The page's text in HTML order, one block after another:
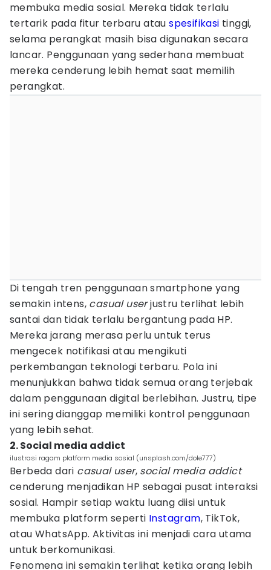
membuka media sosial. Mereka tidak terlalu
tertarik pada fitur terbaru atauspesifikasi tinggi,
selama perangkat masih bisa digunakan secara
lancar. Penggunaan yang sederhana membuat
mereka cenderung lebih hemat saat memilih
perangkat.
Di tengah tren penggunaan smartphone yang
semakin intens, casual userjustru terlihat lebih
santai dan tidak terlalu bergantung pada HP.
Mereka jarang merasa perlu untuk terus
mengecek notifikasi atau mengikuti
perkembangan teknologi terbaru. Pola ini
menunjukkan bahwa tidak semua orang terjebak
dalam penggunaan digital berlebihan. Justru, tipe
ini sering dianggap memiliki kontrol penggunaan
yang lebih sehat.
2. Social media addict
ilustrasi ragam platform media sosial (unsplash.com/dole777)
Berbeda dari casual user, social media addict
cenderung menjadikan HP sebagai pusat interaksi
sosial. Hampir setiap waktu luang diisi untuk
membuka platform seperti Instagram, TikTok,
atau WhatsApp. Aktivitas ini menjadi cara utama
untuk berkomunikasi.
Fenomena ini semakin terlihat ketika orang lebih